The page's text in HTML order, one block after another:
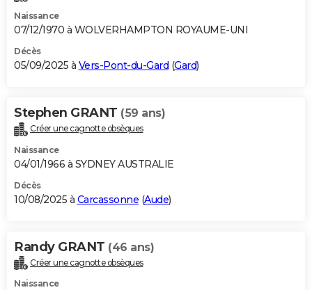
Naissance
07/12/1970 à WOLVERHAMPTON ROYAUME-UNI
Décès
05/09/2025 à Vers-Pont-du-Gard (Gard)
Stephen GRANT (59 ans)
Créer une cagnotte obsèques
Naissance
04/01/1966 à SYDNEY AUSTRALIE
Décès
10/08/2025 à Carcassonne (Aude)
Randy GRANT (46 ans)
Créer une cagnotte obsèques
Naissance